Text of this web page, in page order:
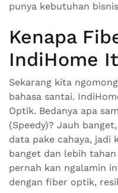
punya kebutuhan
Kenapa
IndiHome
Sekarang kita
bahasa santai.
Optik. Bedanya apa
(Speedy)? Jauh
data pake cahaya, jadi
banget dan lebih
pernah kan ngalamin
dengan fiber optik,